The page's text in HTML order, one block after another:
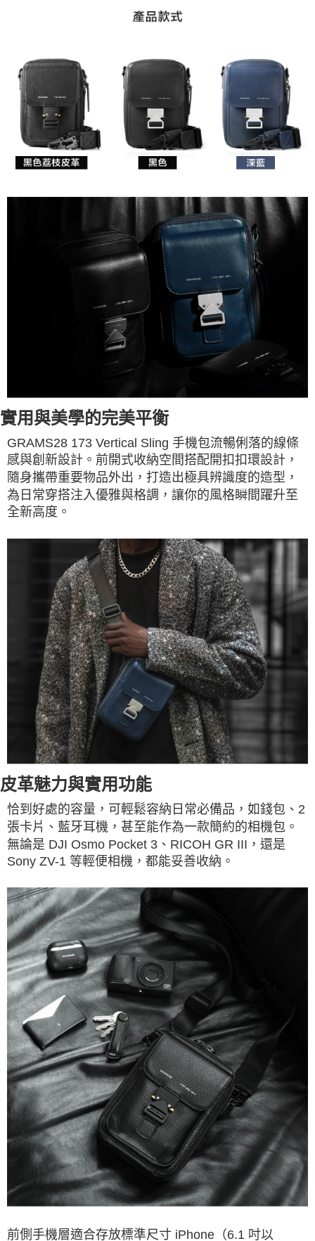
實用與美學的完美平衡
GRAMS28 173 Vertical Sling 手機包流暢俐落的線條
感與創新設計。前開式收納空間搭配開扣扣環設計，
隨身攜帶重要物品外出，打造出極具辨識度的造型，
為日常穿搭注入優雅與格調，讓你的風格瞬間躍升至
全新高度。
皮革魅力與實用功能
恰到好處的容量，可輕鬆容納日常必備品，如錢包、2
張卡片、藍牙耳機，甚至能作為一款簡約的相機包。
無論是 DJI Osmo Pocket 3、RICOH GR III，還是
Sony ZV-1 等輕便相機，都能妥善收納。
前側手機層適合存放標準尺寸 iPhone（6.1 吋以